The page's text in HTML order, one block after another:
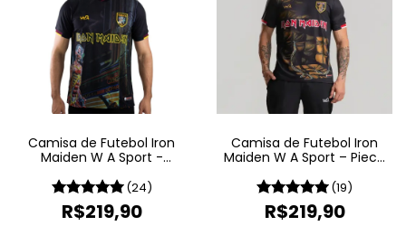
Camisa de Futebol Iron
Maiden W A Sport -
(24)
R$219,90
Camisa de Futebol Iron
Maiden W A Sport – Piece
(19)
R$219,90